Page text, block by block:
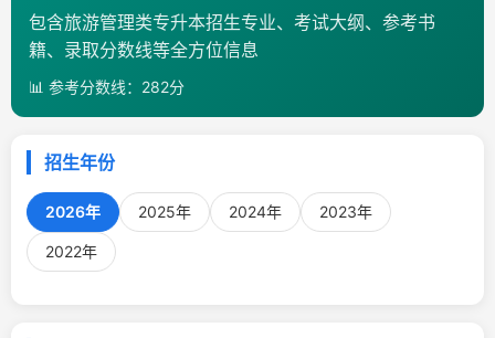
包含旅游管理类专升本招生专业、考试大纲、参考书
籍、录取分数线等全方位信息
📊 参考分数线：282分
招生年份
2026年 2025年 2024年 2023年
2022年